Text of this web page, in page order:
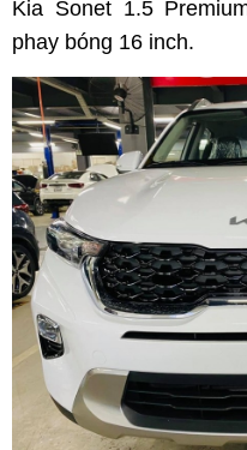
Kia Sonet 1.5
phay bóng 16 inch.